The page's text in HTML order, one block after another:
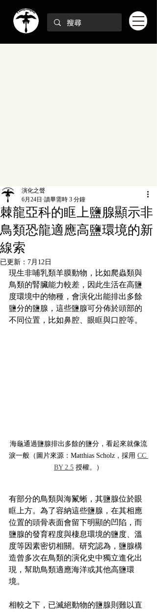
棘龍亞科的眶上鹽腺顯示非
鳥類恐龍適應高鹽環境的新
線索
演化之聲
6月24日 讀畢需時 3 分鐘
已更新： 7月12日
現生非哺乳類羊膜動物，比如爬蟲類與
鳥類的腎臟能力較差，因此生活在高鹽
度環境中的物種，會演化出能排出多餘
鹽分的鹽腺，這些鹽腺可分佈於頭部的
不同位置，比如鼻腔、眼眶與口腔等。
海龜通過鹽腺排出多餘的鹽分，看起來就像流
淚一般（圖片來源：Matthias Scholz，採用 CC
BY 2.5 授權。）
有部分的鳥類與海鬣蜥，其鹽腺位於眼
眶上方。為了容納這些鹽腺，在其相應
位置的頭骨表面會留下明顯的凹陷，而
鹽腺的發育程度與棲息環境的鹽度、溫
度等因素密切相關。研究認為，鹽腺構
造曾多次在鳥類的演化史中獨立進化出
現，幫助鳥類適應海洋或其他高鹽環
境。
相較之下，已滅絕動物的鹽腺則難以直